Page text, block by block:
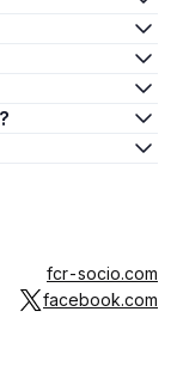
fcr-socio.com
facebook.com